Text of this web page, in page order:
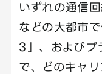
いずれの通信
などの大都市
3」、およびプ
で、どのキャ